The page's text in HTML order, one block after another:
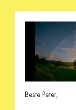
Beste Peter,